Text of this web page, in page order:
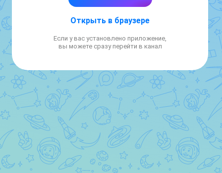
Открыть в браузере
Если у вас установлено приложение,
вы можете сразу перейти в канал